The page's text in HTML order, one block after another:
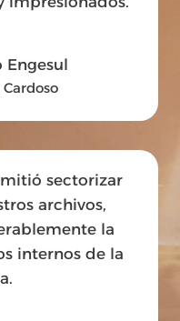
Engesul
sectorizar
archivos,
la
internos de la